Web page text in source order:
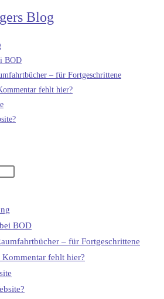
Blog
BOD
– für Fortgeschrittene
fehlt hier?
BOD
– für Fortgeschrittene
fehlt hier?